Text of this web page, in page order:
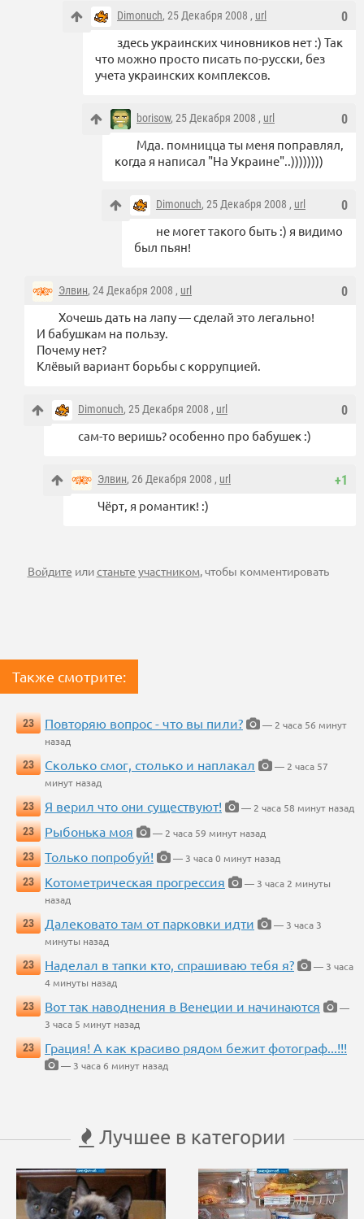
0
Dimonuch, 25 Декабря 2008 , url
здесь украинских чиновников нет :) Так
что можно просто писать по-русски, без
учета украинских комплексов.
0
borisow, 25 Декабря 2008 , url
Мда. помницца ты меня поправлял,
когда я написал "На Украине"..))))))))
0
Dimonuch, 25 Декабря 2008 , url
не могет такого быть :) я видимо
был пьян!
0
Элвин, 24 Декабря 2008 , url
Хочешь дать на лапу — сделай это легально!
И бабушкам на пользу.
Почему нет?
Клёвый вариант борьбы с коррупцией.
0
Dimonuch, 25 Декабря 2008 , url
сам-то веришь? особенно про бабушек :)
+1
Элвин, 26 Декабря 2008 , url
Чёрт, я романтик! :)
Войдите илистаньте участником, чтобы комментировать
Также смотрите:
23 Повторяю вопрос - что вы пили?
— 2 часа 56 минут
назад
23
Сколько смог, столько и наплакал
— 2 часа 57
минут назад
23
Я верил что они существуют!
— 2 часа 58 минут назад
23
Рыбонька моя
— 2 часа 59 минут назад
23
Только попробуй!
— 3 часа 0 минут назад
23
Котометрическая прогрессия
— 3 часа 2 минуты
назад
23
Далековато там от парковки идти
— 3 часа 3
минуты назад
23
Наделал в тапки кто, спрашиваю тебя я?
— 3 часа
4 минуты назад
23
Вот так наводнения в Венеции и начинаются
—
3 часа 5 минут назад
23
Грация! А как красиво рядом бежит фотограф...!!!
— 3 часа 6 минут назад
Лучшее в категории